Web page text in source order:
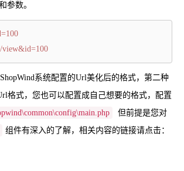
参数。
view&id=100
系统配置的Url美化后的格式，第二种
格式，您也可以配置成自己想要的格式，配置
但前提是您对
组件有深入的了解，相关内容的链接请点击：